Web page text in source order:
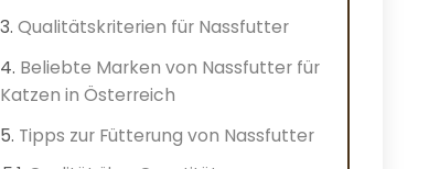
Qualitätskriterien für Nassfutter
Beliebte Marken von Nassfutter für
Katzen in Österreich
Tipps zur Fütterung von Nassfutter